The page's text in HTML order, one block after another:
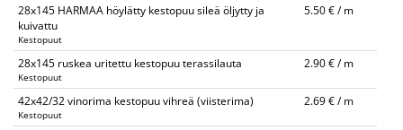
28x145 HARMAA höylätty kestopuu sileä öljytty ja
kuivattu
Kestopuut
5.50 € / m
28x145 ruskea uritettu kestopuu terassilauta
Kestopuut
2.90 € / m
42x42/32 vinorima kestopuu vihreä (viisterima)
Kestopuut
2.69 € / m